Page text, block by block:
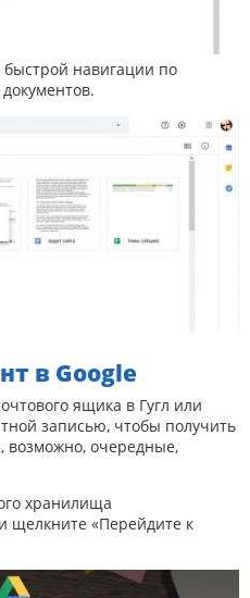
навигации по
в Google
ящика в Гугл или
записью, чтобы получить
возможно, очередные,
хранилища
и щелкните «Перейдите к